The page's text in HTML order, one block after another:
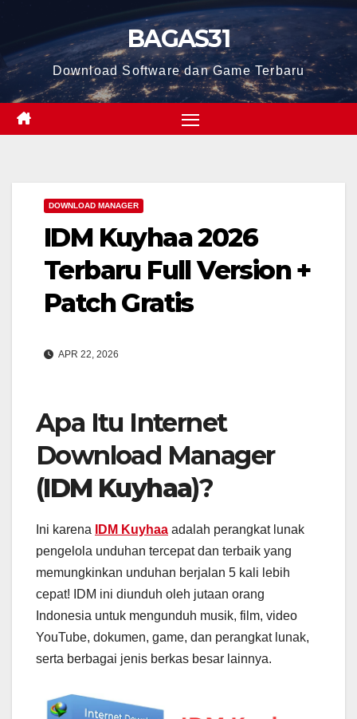
content
BAGAS31
Download Software dan Game Terbaru
DOWNLOAD MANAGER
IDM Kuyhaa 2026
Terbaru Full Version +
Patch Gratis
APR 22, 2026
Apa Itu Internet
Download Manager
(IDM Kuyhaa)?
Ini karena IDM Kuyhaa adalah perangkat lunak
pengelola unduhan tercepat dan terbaik yang
memungkinkan unduhan berjalan 5 kali lebih
cepat! IDM ini diunduh oleh jutaan orang
Indonesia untuk mengunduh musik, film, video
YouTube, dokumen, game, dan perangkat lunak,
serta berbagai jenis berkas besar lainnya.